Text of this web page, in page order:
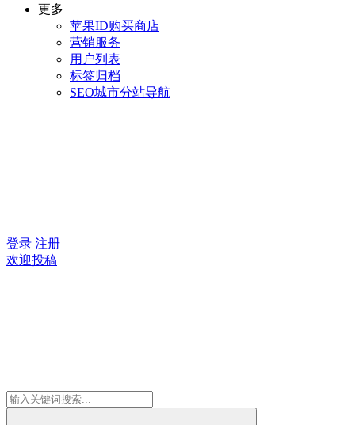
更多
苹果ID购买商店
营销服务
用户列表
标签归档
SEO城市分站导航
登录 注册
欢迎投稿